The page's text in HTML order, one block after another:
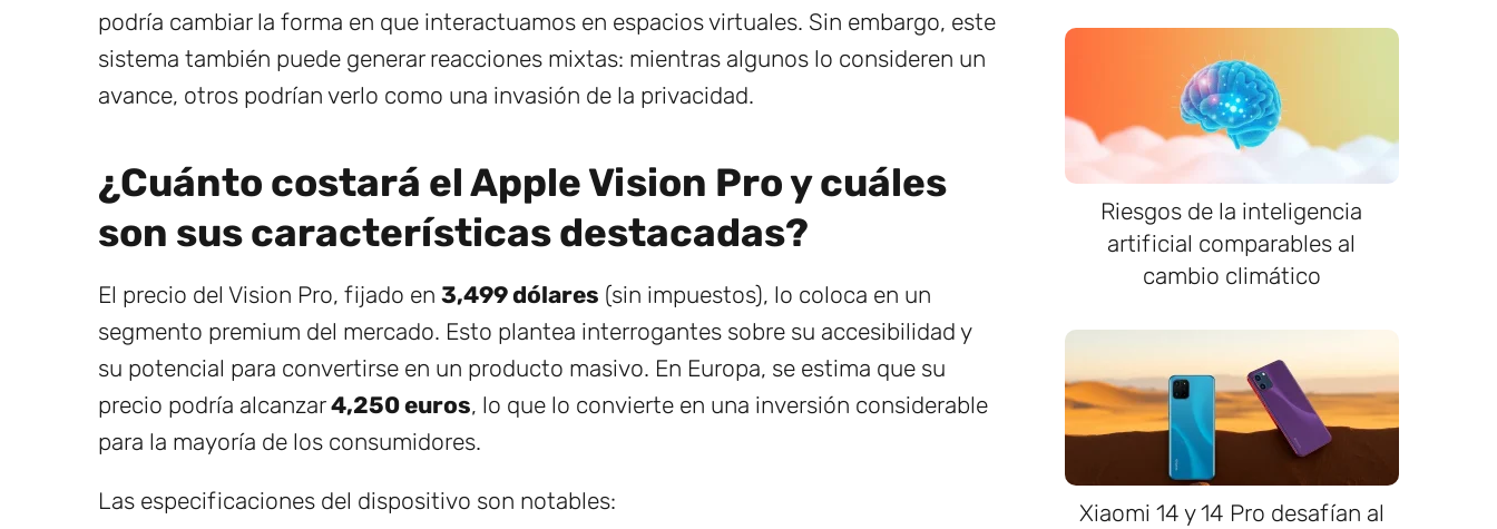
podría cambiar la forma en que interactuamos en espacios virtuales. Sin embargo, este
sistema también puede generar reacciones mixtas: mientras algunos lo consideren un
avance, otros podrían verlo como una invasión de la privacidad.
¿Cuánto costará el Apple Vision Pro y cuáles
son sus características destacadas?
El precio del Vision Pro, fijado en 3,499 dólares (sin impuestos), lo coloca en un
segmento premium del mercado. Esto plantea interrogantes sobre su accesibilidad y
su potencial para convertirse en un producto masivo. En Europa, se estima que su
precio podría alcanzar4,250 euros, lo que lo convierte en una inversión considerable
para la mayoría de los consumidores.
Las especificaciones del dispositivo son notables:
Riesgos de la inteligencia
artificial comparables al
cambio climático
Xiaomi 14 y 14 Pro desafían al